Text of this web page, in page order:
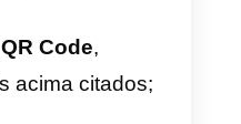
, caso eles não